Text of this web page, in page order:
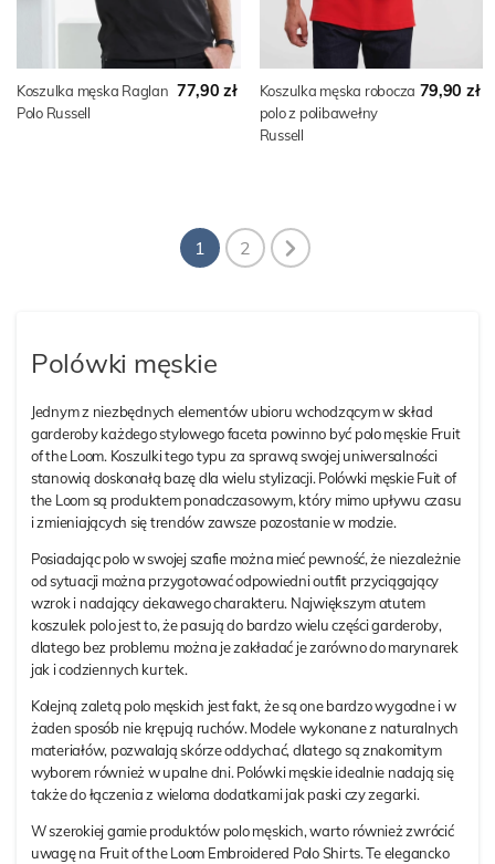
Koszulka męska Raglan
Polo Russell
77,90 zł
Koszulka męska robocza
polo z polibawełny
Russell
79,90 zł
1 2
Polówki męskie
Jednym z niezbędnych elementów ubioru wchodzącym w skład
garderoby każdego stylowego faceta powinno być polo męskie Fruit
of the Loom. Koszulki tego typu za sprawą swojej uniwersalności
stanowią doskonałą bazę dla wielu stylizacji. Polówki męskie Fuit of
the Loom są produktem ponadczasowym, który mimo upływu czasu
i zmieniających się trendów zawsze pozostanie w modzie.
Posiadając polo w swojej szafie można mieć pewność, że niezależnie
od sytuacji można przygotować odpowiedni outfit przyciągający
wzrok i nadający ciekawego charakteru. Największym atutem
koszulek polo jest to, że pasują do bardzo wielu części garderoby,
dlatego bez problemu można je zakładać je zarówno do marynarek
jak i codziennych kurtek.
Kolejną zaletą polo męskich jest fakt, że są one bardzo wygodne i w
żaden sposób nie krępują ruchów. Modele wykonane z naturalnych
materiałów, pozwalają skórze oddychać, dlatego są znakomitym
wyborem również w upalne dni. Polówki męskie idealnie nadają się
także do łączenia z wieloma dodatkami jak paski czy zegarki.
W szerokiej gamie produktów polo męskich, warto również zwrócić
uwagę na Fruit of the Loom Embroidered Polo Shirts. Te elegancko